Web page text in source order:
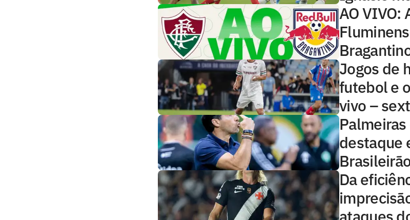
AO VIVO:
Jogos de
futebol e
vivo –
destaque
Da